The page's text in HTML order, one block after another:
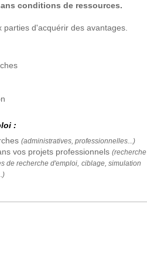
conditions de ressources.
parties d'acquérir des avantages.
:
(administratives, professionnelles...)
vos projets professionnels(recherche
de recherche d'emploi, ciblage, simulation